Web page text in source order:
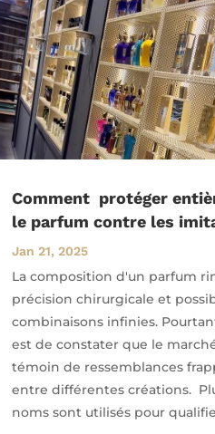
Comment protéger
le parfum contre les
Jan 21, 2025
La composition d'un parfum
précision chirurgicale et
combinaisons infinies.
est de constater que le
témoin de ressemblances
entre différentes créations.
noms sont utilisés pour